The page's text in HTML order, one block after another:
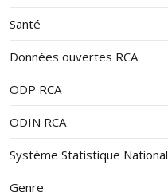
Santé
Données ouvertes RCA
ODP RCA
ODIN RCA
Système Statistique National
Genre